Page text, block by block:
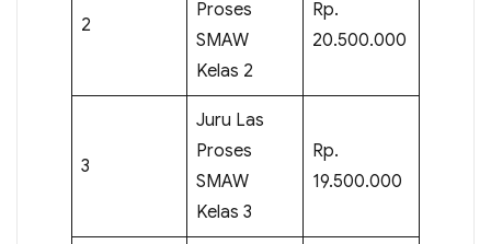
2
Proses
SMAW
Kelas 2
Rp.
20.500.000
3
Juru Las
Proses
SMAW
Kelas 3
Rp.
19.500.000